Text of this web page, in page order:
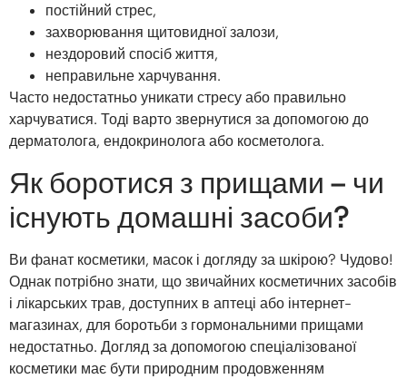
постійний стрес,
захворювання щитовидної залози,
нездоровий спосіб життя,
неправильне харчування.
Часто недостатньо уникати стресу або правильно
харчуватися. Тоді варто звернутися за допомогою до
дерматолога, ендокринолога або косметолога.
Як боротися з прищами – чи
існують домашні засоби?
Ви фанат косметики, масок і догляду за шкірою? Чудово!
Однак потрібно знати, що звичайних косметичних засобів
і лікарських трав, доступних в аптеці або інтернет-
магазинах, для боротьби з гормональними прищами
недостатньо. Догляд за допомогою спеціалізованої
косметики має бути природним продовженням